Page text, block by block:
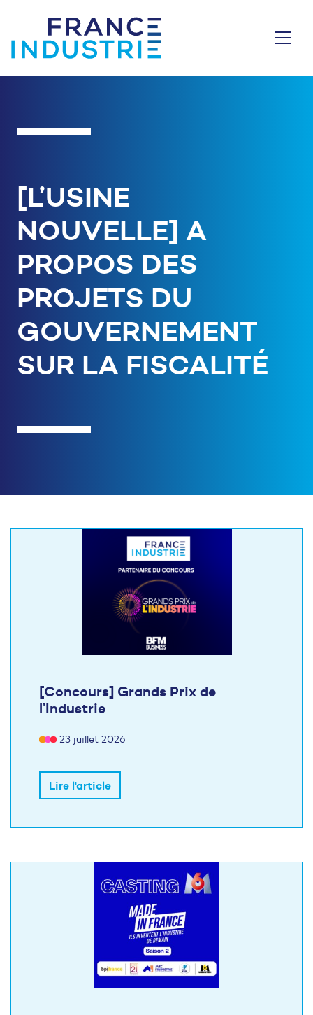
[L’USINE
NOUVELLE] A
PROPOS DES
PROJETS DU
GOUVERNEMENT
SUR LA FISCALITÉ
[Concours] Grands Prix de
l’Industrie
23 juillet 2026
Lire l'article